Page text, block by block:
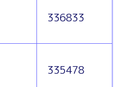
336833
335478